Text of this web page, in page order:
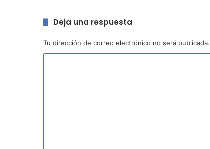
Deja una respuesta
Tu dirección de correo electrónico no será publicada.